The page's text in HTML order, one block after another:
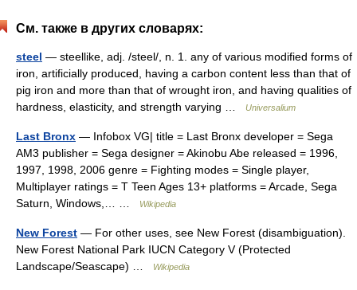
См. также в других словарях:
steel — steellike, adj. /steel/, n. 1. any of various modified forms of
iron, artificially produced, having a carbon content less than that of
pig iron and more than that of wrought iron, and having qualities of
hardness, elasticity, and strength varying …
Universalium
Last Bronx — Infobox VG| title = Last Bronx developer = Sega
AM3 publisher = Sega designer = Akinobu Abe released = 1996,
1997, 1998, 2006 genre = Fighting modes = Single player,
Multiplayer ratings = T Teen Ages 13+ platforms = Arcade, Sega
Saturn, Windows,… …
Wikipedia
New Forest — For other uses, see New Forest (disambiguation).
New Forest National Park IUCN Category V (Protected
Landscape/Seascape) …
Wikipedia